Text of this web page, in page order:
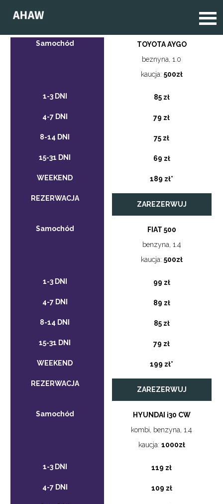
TOYOTA AYGO
beznyna, 1.0
kaucja: 500zł
85 zł
79 zł
75 zł
69 zł
189 zł*
ZAREZERWUJ
FIAT 500
benzyna, 1.4
kaucja: 500zł
99 zł
89 zł
85 zł
79 zł
199 zł*
ZAREZERWUJ
HYUNDAI i30 CW
kombi, benzyna, 1.4
kaucja: 1000zł
119 zł
109 zł